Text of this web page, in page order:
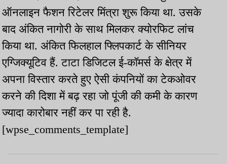
ऑनलाइन फैशन रिटेलर मिंत्रा शुरू किया था. उसके
बाद अंकित नागोरी के साथ मिलकर क्योरफिट लांच
किया था. अंकित फिलहाल फ्लिपकार्ट के सीनियर
एग्जिक्यूटिव हैं. टाटा डिजिटल ई-कॉमर्स के क्षेत्र में
अपना विस्तार करते हुए ऐसी कंपनियों का टेकओवर
करने की दिशा में बढ़ रहा जो पूंजी की कमी के कारण
ज्यादा कारोबार नहीं कर पा रही है.
[wpse_comments_template]